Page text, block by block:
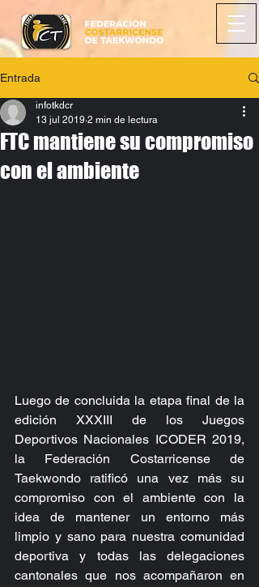
Entrada
FTC mantiene su compromiso
con el ambiente
infotkdcr
13 jul 2019 2 min de lectura
Luego de concluida la etapa final de la
edición XXXIII de los Juegos
Deportivos Nacionales ICODER 2019,
la Federación Costarricense de
Taekwondo ratificó una vez más su
compromiso con el ambiente con la
idea de mantener un entorno más
limpio y sano para nuestra comunidad
deportiva y todas las delegaciones
cantonales que nos acompañaron en